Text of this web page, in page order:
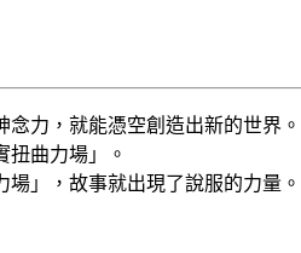
力，就能憑空創造出新的世界。
曲力場」。
」，故事就出現了說服的力量。